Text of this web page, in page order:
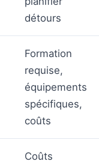
détours
Formation
requise,
équipements
spécifiques,
coûts
Coûts